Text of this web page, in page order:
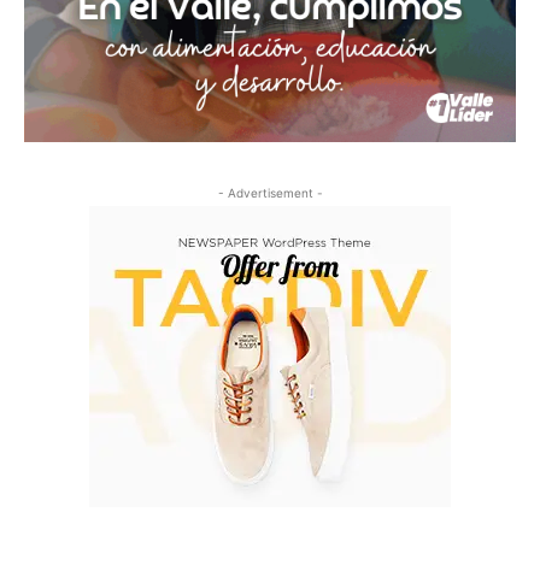
- Advertisement -